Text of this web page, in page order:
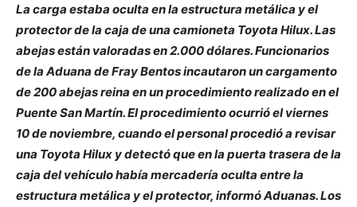
La carga estaba oculta en la estructura metálica y el
protector de la caja de una camioneta Toyota Hilux. Las
abejas están valoradas en 2.000 dólares. Funcionarios
de la Aduana de Fray Bentos incautaron un cargamento
de 200 abejas reina en un procedimiento realizado en el
Puente San Martín. El procedimiento ocurrió el viernes
10 de noviembre, cuando el personal procedió a revisar
una Toyota Hilux y detectó que en la puerta trasera de la
caja del vehículo había mercadería oculta entre la
estructura metálica y el protector, informó Aduanas. Los